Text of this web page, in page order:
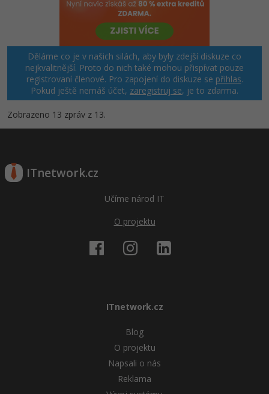
Děláme co je v našich silách, aby byly zdejší diskuze co
nejkvalitnější. Proto do nich také mohou přispívat pouze
registrovaní členové. Pro zapojení do diskuze se přihlas.
Pokud ještě nemáš účet, zaregistruj se, je to zdarma.
Zobrazeno 13 zpráv z 13.
ITnetwork.cz
Učíme národ IT
O projektu
ITnetwork.cz
Blog
O projektu
Napsali o nás
Reklama